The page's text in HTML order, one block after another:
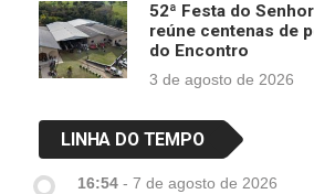
52ª Festa do
reúne centenas de
do Encontro
3 de agosto de 2026
LINHA DO TEMPO
16:54 - 7 de agosto de 2026